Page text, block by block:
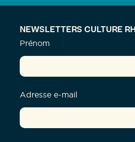
NEWSLETTERS CULTURE RH
Prénom
Adresse e-mail